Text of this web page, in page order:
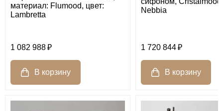
материал: Flumood, цвет:
Lambretta
1 082 988
Nebbia
1 720 844